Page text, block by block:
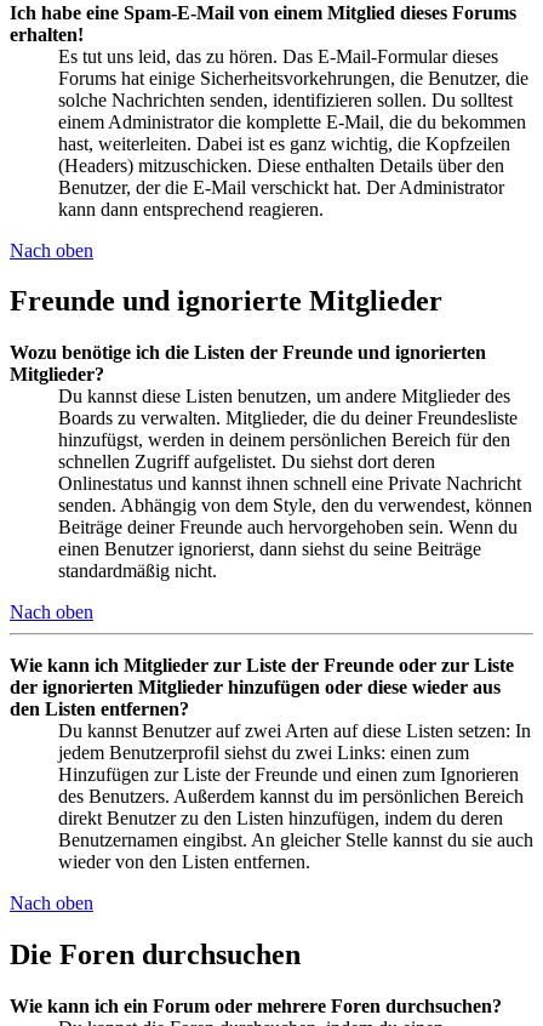
Ich habe eine Spam-E-Mail von einem Mitglied dieses Forums
erhalten!
Es tut uns leid, das zu hören. Das E-Mail-Formular dieses
Forums hat einige Sicherheitsvorkehrungen, die Benutzer, die
solche Nachrichten senden, identifizieren sollen. Du solltest
einem Administrator die komplette E-Mail, die du bekommen
hast, weiterleiten. Dabei ist es ganz wichtig, die Kopfzeilen
(Headers) mitzuschicken. Diese enthalten Details über den
Benutzer, der die E-Mail verschickt hat. Der Administrator
kann dann entsprechend reagieren.
Nach oben
Freunde und ignorierte Mitglieder
Wozu benötige ich die Listen der Freunde und ignorierten
Mitglieder?
Du kannst diese Listen benutzen, um andere Mitglieder des
Boards zu verwalten. Mitglieder, die du deiner Freundesliste
hinzufügst, werden in deinem persönlichen Bereich für den
schnellen Zugriff aufgelistet. Du siehst dort deren
Onlinestatus und kannst ihnen schnell eine Private Nachricht
senden. Abhängig von dem Style, den du verwendest, können
Beiträge deiner Freunde auch hervorgehoben sein. Wenn du
einen Benutzer ignorierst, dann siehst du seine Beiträge
standardmäßig nicht.
Nach oben
Wie kann ich Mitglieder zur Liste der Freunde oder zur Liste
der ignorierten Mitglieder hinzufügen oder diese wieder aus
den Listen entfernen?
Du kannst Benutzer auf zwei Arten auf diese Listen setzen: In
jedem Benutzerprofil siehst du zwei Links: einen zum
Hinzufügen zur Liste der Freunde und einen zum Ignorieren
des Benutzers. Außerdem kannst du im persönlichen Bereich
direkt Benutzer zu den Listen hinzufügen, indem du deren
Benutzernamen eingibst. An gleicher Stelle kannst du sie auch
wieder von den Listen entfernen.
Nach oben
Die Foren durchsuchen
Wie kann ich ein Forum oder mehrere Foren durchsuchen?